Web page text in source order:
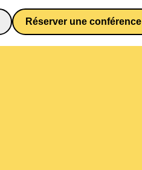
Réserver une conférence